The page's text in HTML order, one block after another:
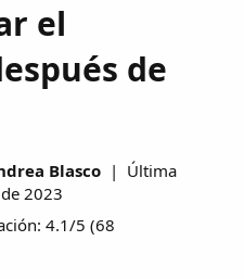
el
de
Blasco | Última
2023
4.1/5 (68